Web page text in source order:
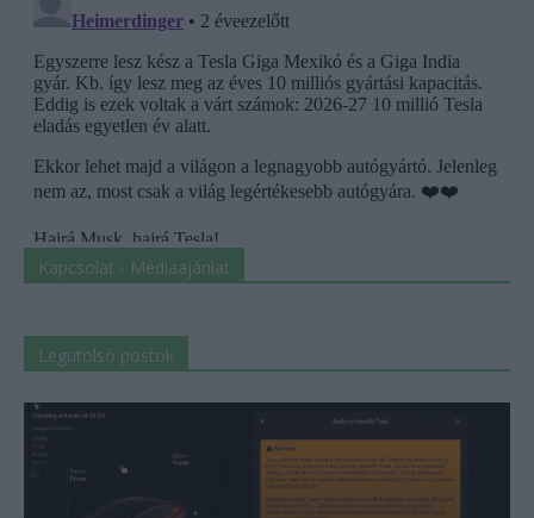
Kapcsolat - Médiaajánlat
Legutolsó postok